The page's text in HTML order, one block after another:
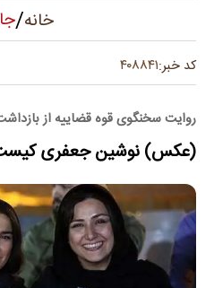
خانه/
کد خبر:۴۰۸۸۴۱
روایت سخنگوی قوه قضاییه از
(عکس) نوشین جعفری کیست